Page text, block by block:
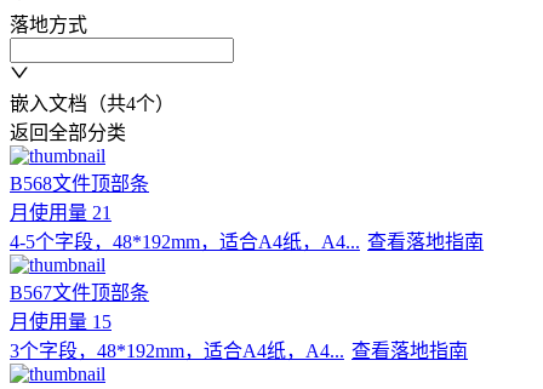
落地方式
嵌入文档 （共4个）
返回全部分类
B568文件顶部条
月使用量 21
4-5个字段，48*192mm，适合A4纸，A4... 查看落地指南
B567文件顶部条
月使用量 15
3个字段，48*192mm，适合A4纸，A4... 查看落地指南